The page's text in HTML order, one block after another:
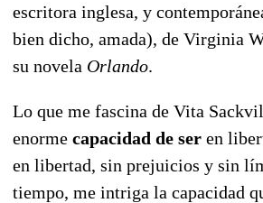
escritora inglesa, y
bien dicho, amada), de Virginia
su novela Orlando.
Lo que me fascina de Vita
enorme capacidad de ser en
en libertad, sin prejuicios y sin
tiempo, me intriga la capacidad